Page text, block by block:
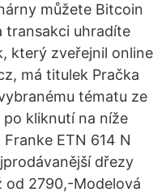
můžete Bitcoin
transakci uhradíte
který zveřejnil online
má titulek Pračka
tématu ze
po kliknutí na níže
ETN 614 N
dřezy
od 2790,-Modelová